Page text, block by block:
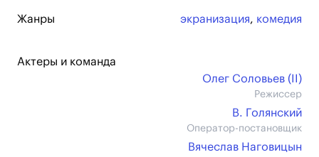
Жанры экранизация, комедия
Актеры и команда
Олег Соловьев (II)
Режиссер
В. Голянский
Оператор-постановщик
Вячеслав Наговицын